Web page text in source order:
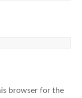
browser for the